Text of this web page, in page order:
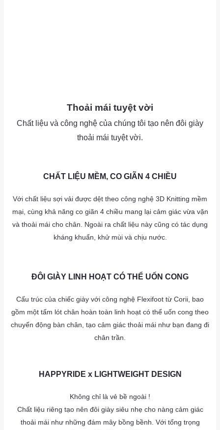
Thoải mái tuyệt vời
Chất liệu và công nghệ của chúng tôi tạo nên đôi giày
thoải mái tuyệt vời.
CHẤT LIỆU MỀM, CO GIÃN 4 CHIỀU
Với chất liệu sợi vải được dệt theo công nghệ 3D Knitting mềm
mại, cùng khả năng co giãn 4 chiều mang lại cảm giác vừa vặn
và thoải mái cho chân. Ngoài ra chất liệu này cũng có tác dụng
kháng khuẩn, khử mùi và chịu nước.
ĐÔI GIÀY LINH HOẠT CÓ THỂ UỐN CONG
Cấu trúc của chiếc giày với công nghệ Flexifoot từ Corii, bao
gồm một tấm lót chân hoàn toàn linh hoạt có thể uốn cong theo
chuyển động bàn chân, tạo cảm giác thoải mái như bạn đang đi
chân trần.
HAPPYRIDE x LIGHTWEIGHT DESIGN
Không chỉ là vẻ bề ngoài !
Chất liệu riêng tạo nên đôi giày siêu nhẹ cho nàng cảm giác
thoải mái như những đám mây bồng bềnh. Với tổng trọng